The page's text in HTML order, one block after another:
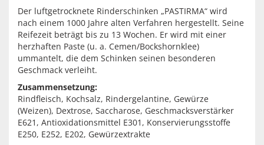
Der luftgetrocknete Rinderschinken „PASTIRMA“ wird
nach einem 1000 Jahre alten Verfahren hergestellt. Seine
Reifezeit beträgt bis zu 13 Wochen. Er wird mit einer
herzhaften Paste (u. a. Cemen/Bockshornklee)
ummantelt, die dem Schinken seinen besonderen
Geschmack verleiht.
Zusammensetzung:
Rindfleisch, Kochsalz, Rindergelantine, Gewürze
(Weizen), Dextrose, Saccharose, Geschmacksverstärker
E621, Antioxidationsmittel E301, Konservierungsstoffe
E250, E252, E202, Gewürzextrakte